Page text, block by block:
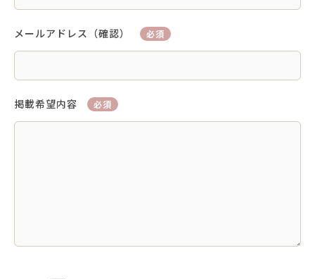
メールアドレス（確認） 必須
掲載希望内容 必須